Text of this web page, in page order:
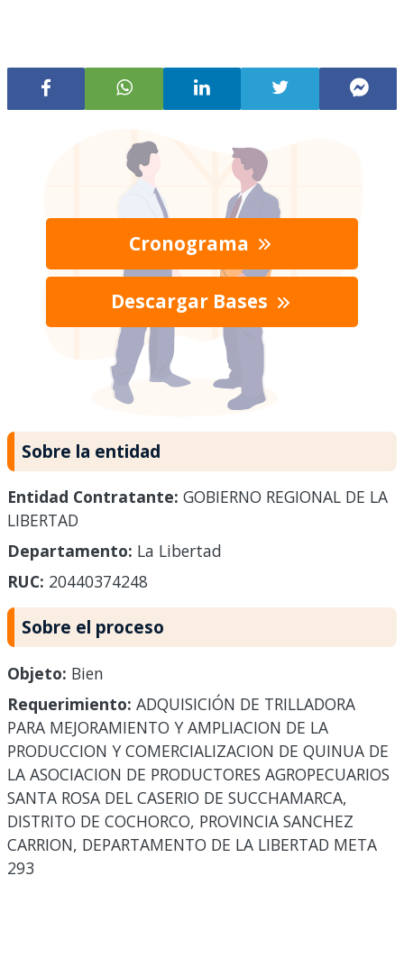
Cronograma
Descargar Bases
Sobre la entidad
Entidad Contratante: GOBIERNO REGIONAL DE LA
LIBERTAD
Departamento: La Libertad
RUC: 20440374248
Sobre el proceso
Objeto: Bien
Requerimiento: ADQUISICIÓN DE TRILLADORA
PARA MEJORAMIENTO Y AMPLIACION DE LA
PRODUCCION Y COMERCIALIZACION DE QUINUA DE
LA ASOCIACION DE PRODUCTORES AGROPECUARIOS
SANTA ROSA DEL CASERIO DE SUCCHAMARCA,
DISTRITO DE COCHORCO, PROVINCIA SANCHEZ
CARRION, DEPARTAMENTO DE LA LIBERTAD META
293